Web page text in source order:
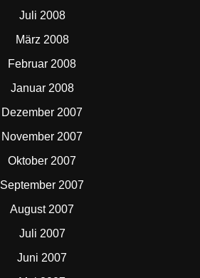
Juli 2008
März 2008
Februar 2008
Januar 2008
Dezember 2007
November 2007
Oktober 2007
September 2007
August 2007
Juli 2007
Juni 2007